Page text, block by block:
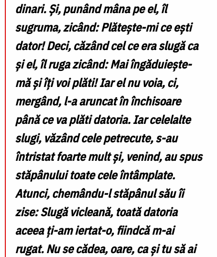
dinari. Și, punând mâna pe el, îl
sugruma, zicând: Plătește-mi ce ești
dator! Deci, căzând cel ce era slugă ca
și el, îl ruga zicând: Mai îngăduiește-
mă și îți voi plăti! Iar el nu voia, ci,
mergând, l-a aruncat în închisoare
până ce va plăti datoria. Iar celelalte
slugi, văzând cele petrecute, s-au
întristat foarte mult și, venind, au spus
stăpânului toate cele întâmplate.
Atunci, chemându-l stăpânul său îi
zise: Slugă vicleană, toată datoria
aceea ți-am iertat-o, fiindcă m-ai
rugat. Nu se cădea, oare, ca și tu să ai